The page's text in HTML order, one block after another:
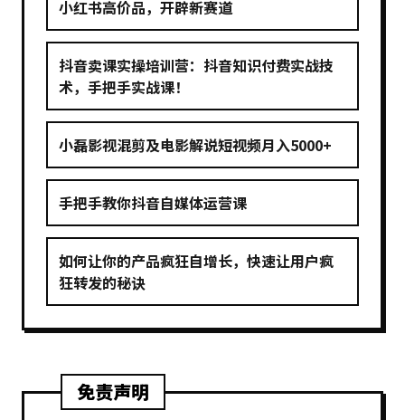
小红书高价品，开辟新赛道
抖音卖课实操培训营：抖音知识付费实战技
术，手把手实战课！
小磊影视混剪及电影解说短视频月入5000+
手把手教你抖音自媒体运营课
如何让你的产品疯狂自增长，快速让用户疯
狂转发的秘诀
免责声明